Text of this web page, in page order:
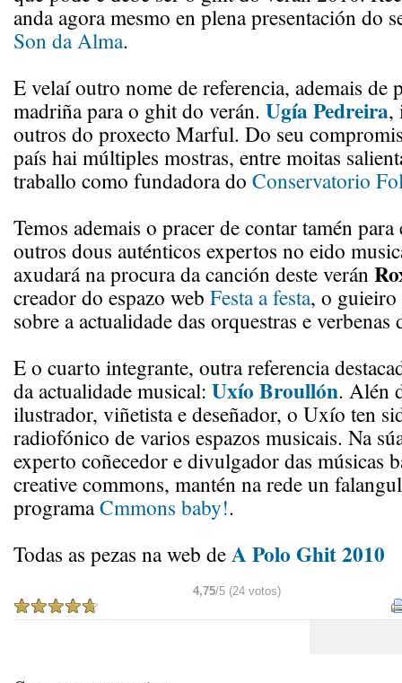
anda agora mesmo en plena presentación do
Son da Alma.
E velaí outro nome de referencia, ademais de
madriña para o ghit do verán. Ugía Pedreira,
outros do proxecto Marful. Do seu
país hai múltiples mostras, entre moitas
traballo como fundadora do Conservatorio
Temos ademais o pracer de contar tamén
outros dous auténticos expertos no eido
axudará na procura da canción deste verán
creador do espazo web Festa a festa, o guieiro
sobre a actualidade das orquestras e verbenas
E o cuarto integrante, outra referencia
da actualidade musical: Uxío Broullón. Alén
ilustrador, viñetista e deseñador, o Uxío ten
radiofónico de varios espazos musicais. Na
experto coñecedor e divulgador das músicas
creative commons, mantén na rede un
programaCmmons baby!.
Todas as pezas na web deA Polo Ghit 2010
4,75/5 (24 votos)